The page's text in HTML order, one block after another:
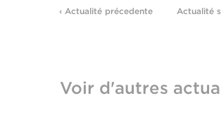
‹ Actualité précedente Actualité
Voir d'autres